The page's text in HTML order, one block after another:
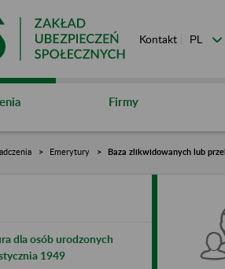
Kontakt
Firmy
Emerytury Baza zlikwidowanych lub
dla osób urodzonych
1949